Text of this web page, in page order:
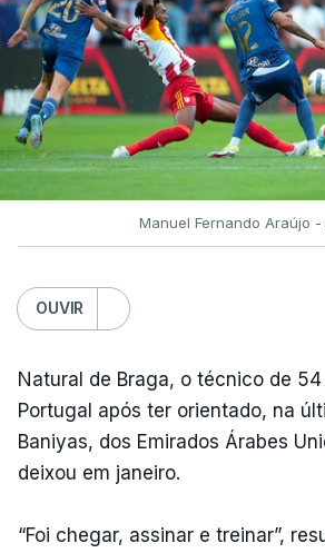
Manuel Fernando Araújo -
OUVIR
Natural de Braga, o técnico de
Portugal após ter orientado, na
Baniyas, dos Emirados Árabes
deixou em janeiro.
“Foi chegar, assinar e treinar”,